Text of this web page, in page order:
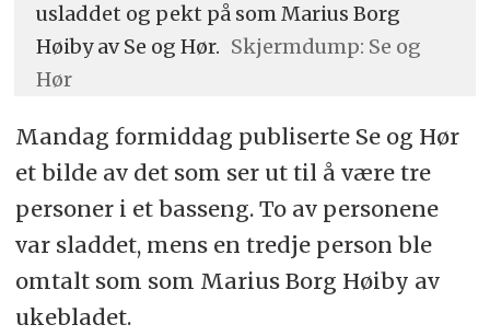
usladdet og pekt på som Marius Borg
Høiby av Se og Hør. Skjermdump: Se og
Hør
Mandag formiddag publiserte Se og Hør
et bilde av det som ser ut til å være tre
personer i et basseng. To av personene
var sladdet, mens en tredje person ble
omtalt som som Marius Borg Høiby av
ukebladet.